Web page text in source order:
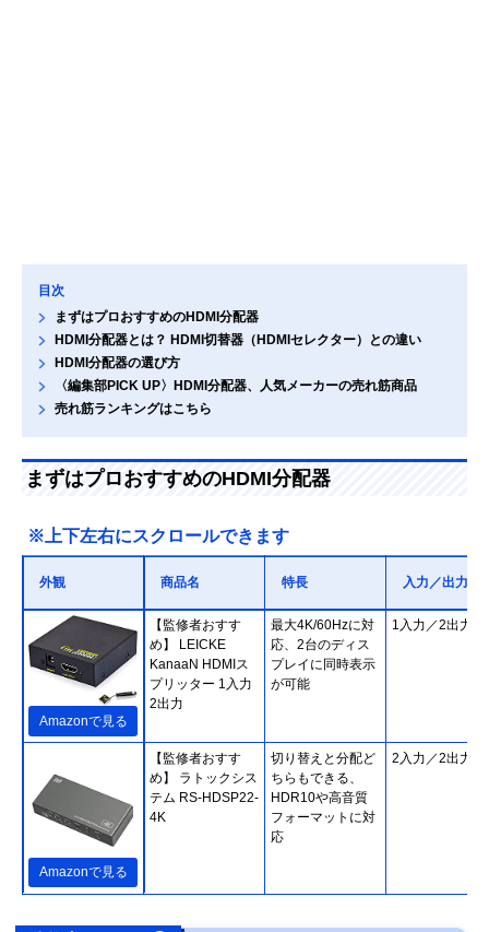
目次
まずはプロおすすめのHDMI分配器
HDMI分配器とは？ HDMI切替器（HDMIセレクター）との違い
HDMI分配器の選び方
〈編集部PICK UP〉HDMI分配器、人気メーカーの売れ筋商品
売れ筋ランキングはこちら
まずはプロおすすめのHDMI分配器
※上下左右にスクロールできます
外観 商品名 特長 入力／出力
Amazonで見る
【監修者おすす
め】 LEICKE
KanaaN HDMIス
プリッター 1入力
2出力
最大4K/60Hzに対
応、2台のディス
プレイに同時表示
が可能
1入力／2出力
Amazonで見る
【監修者おすす
め】 ラトックシス
テム RS-HDSP22-
4K
切り替えと分配ど
ちらもできる、
HDR10や高音質
フォーマットに対
応
2入力／2出力